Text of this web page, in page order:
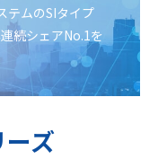
テムのSIタイプ
続シェアNo.1を
ズ